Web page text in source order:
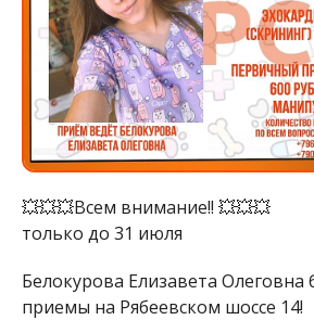
💥💥💥Всем внимание!! 💥💥💥
только до 31 июля
Белокурова Елизавета Олеговна
приемы на Рябеевском шоссе 14!